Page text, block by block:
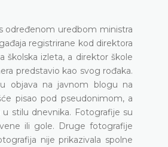
određenom uredbom ministra
registrirane kod direktora
školska izleta, a direktor škole
predstavio kao svog rođaka.
objava na javnom blogu na
pisao pod pseudonimom, a
stilu dnevnika. Fotografije su
ili gole. Druge fotografije
nije prikazivala spolne